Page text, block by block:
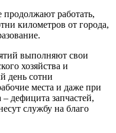
работать,
километров от города,
выполняют свои
хозяйства и
день сотни
места и даже при
дефицита запчастей,
службу на благо